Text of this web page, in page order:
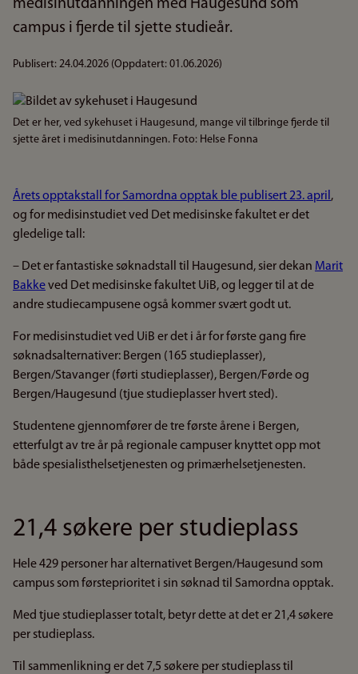
medisinutdanningen med Haugesund som
campus i fjerde til sjette studieår.
Publisert: 24.04.2026 (Oppdatert: 01.06.2026)
Bilde
Det er her, ved sykehuset i Haugesund, mange vil tilbringe fjerde til
sjette året i medisinutdanningen. Foto: Helse Fonna
Årets opptakstall for Samordna opptak ble publisert 23. april ,
og for medisinstudiet ved Det medisinske fakultet er det
gledelige tall:
– Det er fantastiske søknadstall til Haugesund, sier dekan Marit
Bakkeved Det medisinske fakultet UiB, og legger til at de
andre studiecampusene også kommer svært godt ut.
For medisinstudiet ved UiB er det i år for første gang fire
søknadsalternativer: Bergen (165 studieplasser),
Bergen/Stavanger (førti studieplasser), Bergen/Førde og
Bergen/Haugesund (tjue studieplasser hvert sted).
Studentene gjennomfører de tre første årene i Bergen,
etterfulgt av tre år på regionale campuser knyttet opp mot
både spesialisthelsetjenesten og primærhelsetjenesten.
21,4 søkere per studieplass
Hele 429 personer har alternativet Bergen/Haugesund som
campus som førsteprioritet i sin søknad til Samordna opptak.
Med tjue studieplasser totalt, betyr dette at det er 21,4 søkere
per studieplass.
Til sammenlikning er det 7,5 søkere per studieplass til